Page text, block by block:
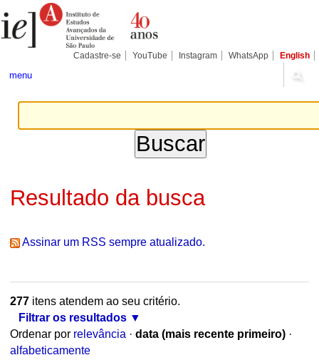
para
conteúdo.
Pessoais
Cadastre-se YouTube Instagram WhatsApp English
menu
Resultado da busca
Assinar um RSS sempre atualizado.
277itens atendem ao seu critério.
Filtrar os resultados
Ordenar por relevância · data (mais recente primeiro) ·
alfabeticamente